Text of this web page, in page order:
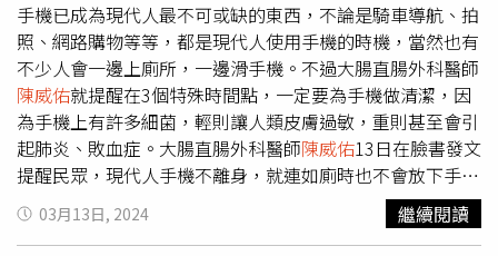
手機已成為現代人最不可或缺的東西，不論是騎車導航、拍
照、網路購物等等，都是現代人使用手機的時機，當然也有
不少人會一邊上廁所，一邊滑手機。不過大腸直腸外科醫師
陳威佑就提醒在3個特殊時間點，一定要為手機做清潔，因
為手機上有許多細菌，輕則讓人類皮膚過敏，重則甚至會引
起肺炎、敗血症。大腸直腸外科醫師陳威佑13日在臉書發文
提醒民眾，現代人手機不離身，就連如廁時也不會放下手
機。由於手機經常接觸我們的臉與手部，因此在使用過程
中，手機常常會升溫到有利於微生物生存和生長的溫度，就
03月13日, 2024 繼續閱讀